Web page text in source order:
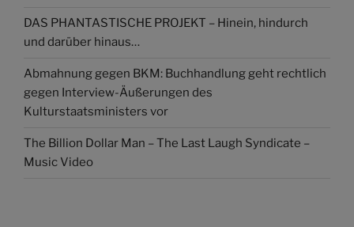
DAS PHANTASTISCHE PROJEKT – Hinein, hindurch
und darüber hinaus…
Abmahnung gegen BKM: Buchhandlung geht rechtlich
gegen Interview-Äußerungen des
Kulturstaatsministers vor
The Billion Dollar Man – The Last Laugh Syndicate –
Music Video